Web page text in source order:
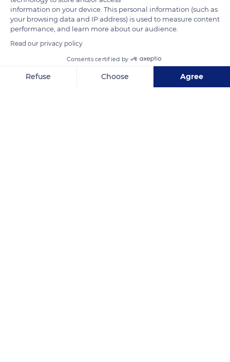
de Jaux ( Oise ).
information on your device. This personal information (such as
your browsing data and IP address) is used to measure content
performance, and learn more about our audience.
Read our privacy policy
Consents certified by
Refuse Choose Agree